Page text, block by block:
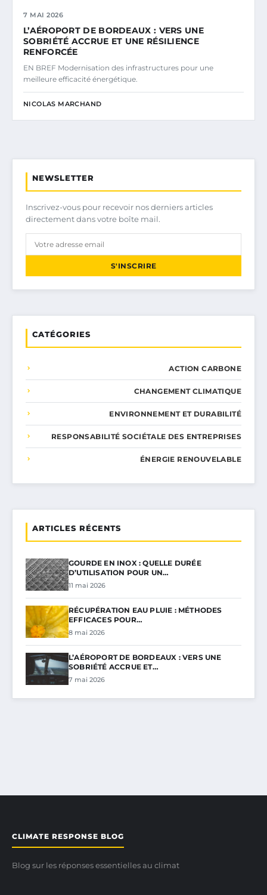
7 MAI 2026
L’AÉROPORT DE BORDEAUX : VERS UNE
SOBRIÉTÉ ACCRUE ET UNE RÉSILIENCE
RENFORCÉE
EN BREF Modernisation des infrastructures pour une
meilleure efficacité énergétique.
NICOLAS MARCHAND
NEWSLETTER
Inscrivez-vous pour recevoir nos derniers articles
directement dans votre boîte mail.
S'INSCRIRE
CATÉGORIES
ACTION CARBONE
CHANGEMENT CLIMATIQUE
ENVIRONNEMENT ET DURABILITÉ
RESPONSABILITÉ SOCIÉTALE DES ENTREPRISES
ÉNERGIE RENOUVELABLE
ARTICLES RÉCENTS
GOURDE EN INOX : QUELLE DURÉE
D’UTILISATION POUR UN…
11 mai 2026
RÉCUPÉRATION EAU PLUIE : MÉTHODES
EFFICACES POUR…
8 mai 2026
L’AÉROPORT DE BORDEAUX : VERS UNE
SOBRIÉTÉ ACCRUE ET…
7 mai 2026
CLIMATE RESPONSE BLOG
Blog sur les réponses essentielles au climat